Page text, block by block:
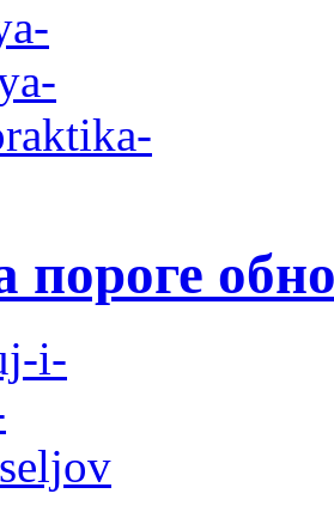
пороге